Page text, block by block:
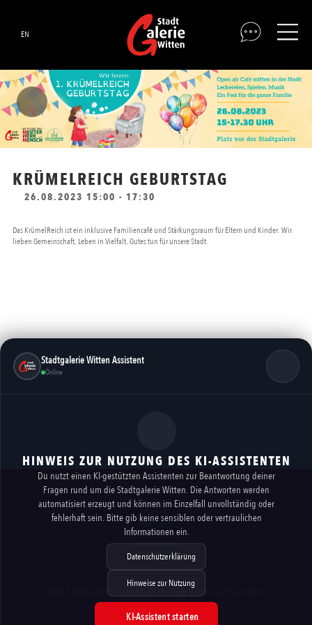
EN
Stadtgalerie Witten Assistent
Online
HINWEIS ZUR NUTZUNG DES KI-ASSISTENTEN
Du nutzt einen KI-gestützten Assistenten zur Beantwortung deiner
Fragen rund um die Stadtgalerie Witten. Die Antworten werden
automatisiert erzeugt und können im Einzelfall unvollständig oder
fehlerhaft sein. Bitte gib keine sensiblen oder vertraulichen
Informationen ein.
Datenschutzerklärung
Hinweise zur Nutzung
KI-Assistent starten
KRÜMELREICH GEBURTSTAG
26.08.2023 15:00 - 17:30
Das KrümelReich ist ein inklusive Familiencafé und Stärkungsraum für Eltern und Kinder. Wir
lieben Gemeinschaft, Leben in Vielfalt, Gutes tun für unsere Stadt.
Vermietung
Kontakt
Impressum
Datenschutz
Barrierefreiheit
KI-HINWEISE
©2023 StadtGalerie Witten Marketing GmbH // made by imexx communications